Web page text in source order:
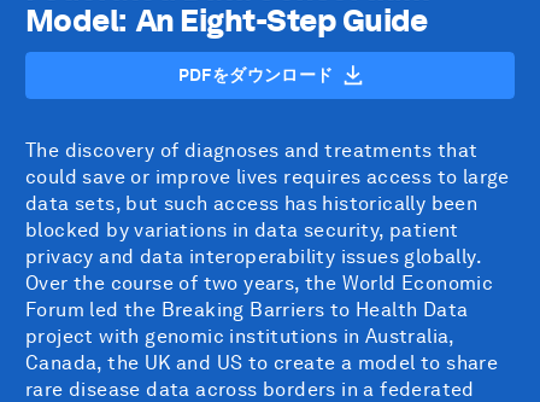
Model: An Eight-Step Guide
PDFをダウンロード
The discovery of diagnoses and treatments that
could save or improve lives requires access to large
data sets, but such access has historically been
blocked by variations in data security, patient
privacy and data interoperability issues globally.
Over the course of two years, the World Economic
Forum led the Breaking Barriers to Health Data
project with genomic institutions in Australia,
Canada, the UK and US to create a model to share
rare disease data across borders in a federated